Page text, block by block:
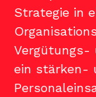
Strategie in
Vergütungs-
ein stärken-